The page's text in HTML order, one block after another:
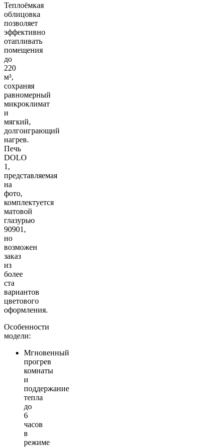
Теплоёмкая
облицовка
позволяет
эффективно
отапливать
помещения
до
220
м³,
сохраняя
равномерный
микроклимат
и
мягкий,
долгоиграющий
нагрев.
Печь
DOLO
1,
представляемая
на
фото,
комплектуется
матовой
глазурью
90901,
но
возможен
заказ
из
более
ста
вариантов
цветового
оформления.
Особенности
модели:
Мгновенный
прогрев
комнаты
и
поддержание
тепла
до
6
часов
в
режиме